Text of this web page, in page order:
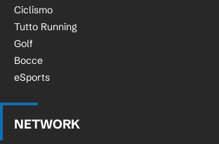
Ciclismo
Tutto Running
Golf
Bocce
eSports
NETWORK